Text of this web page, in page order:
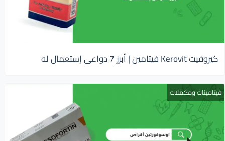
كيروفيت Kerovit فيتامين | أبرز 7 دواعى إستعمال له
فيتامينات ومكملات